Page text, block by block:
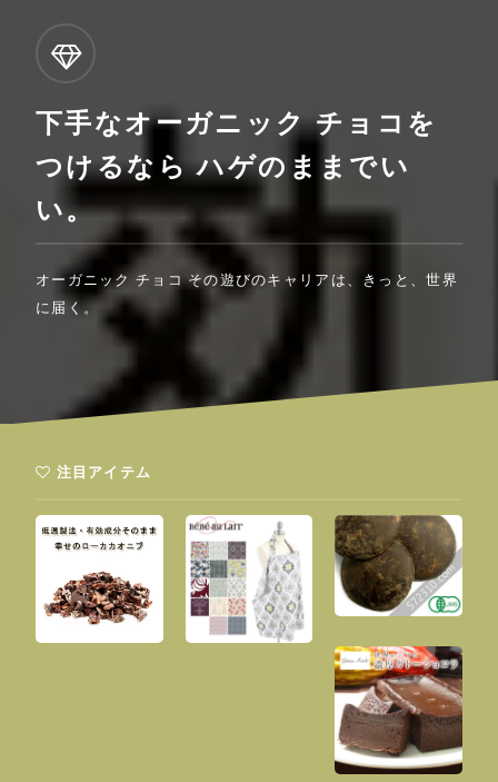
下手なオーガニック チョコを
つけるなら ハゲのままでい
い。
オーガニック チョコ その遊びのキャリアは、きっと、世界
に届く。
注目アイテム